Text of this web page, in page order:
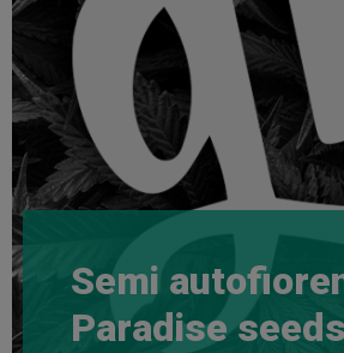
Semi
Paradise seeds